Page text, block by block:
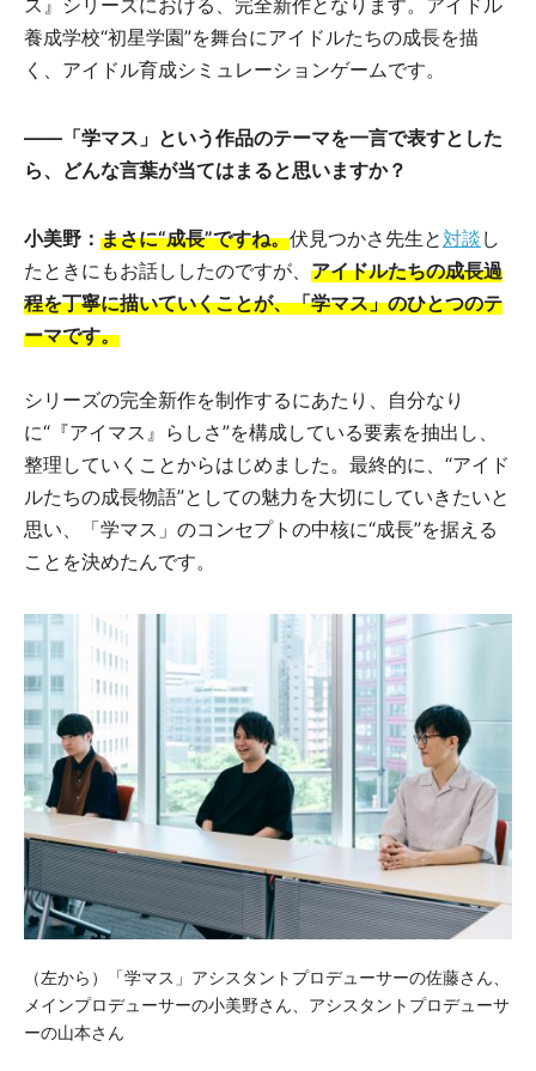
ス』シリーズにおける、完全新作となります。アイドル
養成学校“初星学園”を舞台にアイドルたちの成長を描
く、アイドル育成シミュレーションゲームです。
――「学マス」という作品のテーマを一言で表すとした
ら、どんな言葉が当てはまると思いますか？
小美野： まさに“成長”ですね。伏見つかさ先生と 対談 し
たときにもお話ししたのですが、 アイドルたちの成長過
程を丁寧に描いていくことが、「学マス」のひとつのテ
ーマです。
シリーズの完全新作を制作するにあたり、自分なり
に“『アイマス』らしさ”を構成している要素を抽出し、
整理していくことからはじめました。最終的に、“アイド
ルたちの成長物語”としての魅力を大切にしていきたいと
思い、「学マス」のコンセプトの中核に“成長”を据える
ことを決めたんです。
（左から）「学マス」アシスタントプロデューサーの佐藤さん、
メインプロデューサーの小美野さん、アシスタントプロデューサ
ーの山本さん